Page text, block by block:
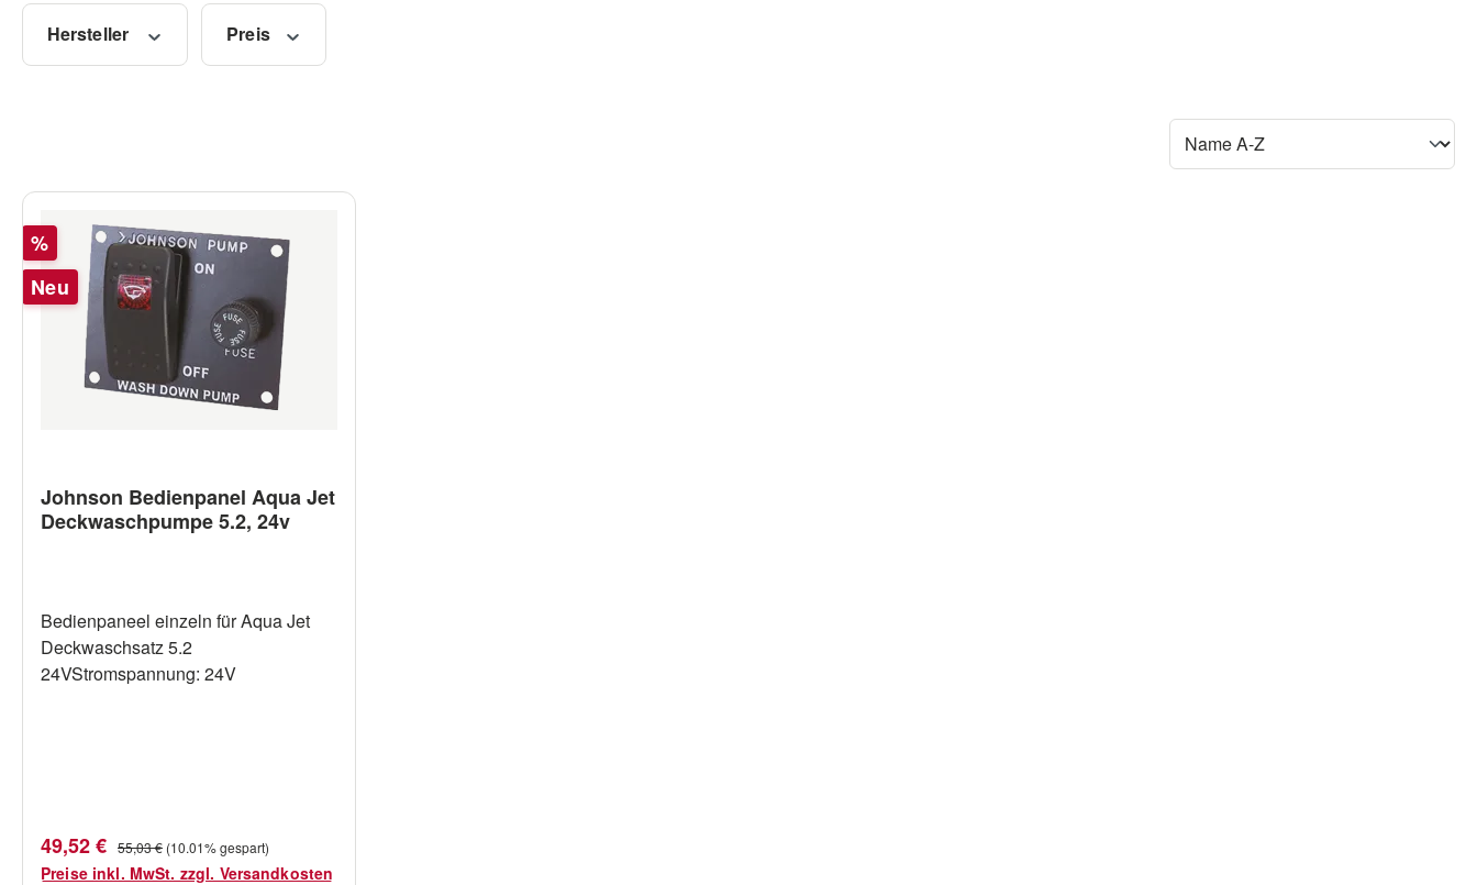
Hersteller Preis
Rabatt
%
Neu
Johnson Bedienpanel Aqua Jet
Deckwaschpumpe 5.2, 24v
Bedienpaneel einzeln für Aqua Jet
Deckwaschsatz 5.2
24VStromspannung: 24V
Verkaufspreis:
49,52 € Regulärer Preis:
55,03 € (10.01% gespart)
Preise inkl. MwSt. zzgl. Versandkosten